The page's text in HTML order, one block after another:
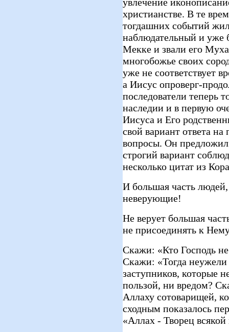
христианстве. В те
тогдашних событий
наблюдательный и
Мекке и звали его
многобожье своих
уже не соответствует
а Иисус опроверг-
последователи теперь
наследии и в первую
Иисуса и Его
свой вариант ответа
вопросы. Он
строгий вариант
несколько цитат из
И большая часть
неверующие!
Не верует большая
не присоединять к
Скажи: «Кто Господь
Скажи: «Тогда
заступников, которые
пользой, ни вредом?
Аллаху сотоварищей,
сходным показалось
«Аллах - Творец